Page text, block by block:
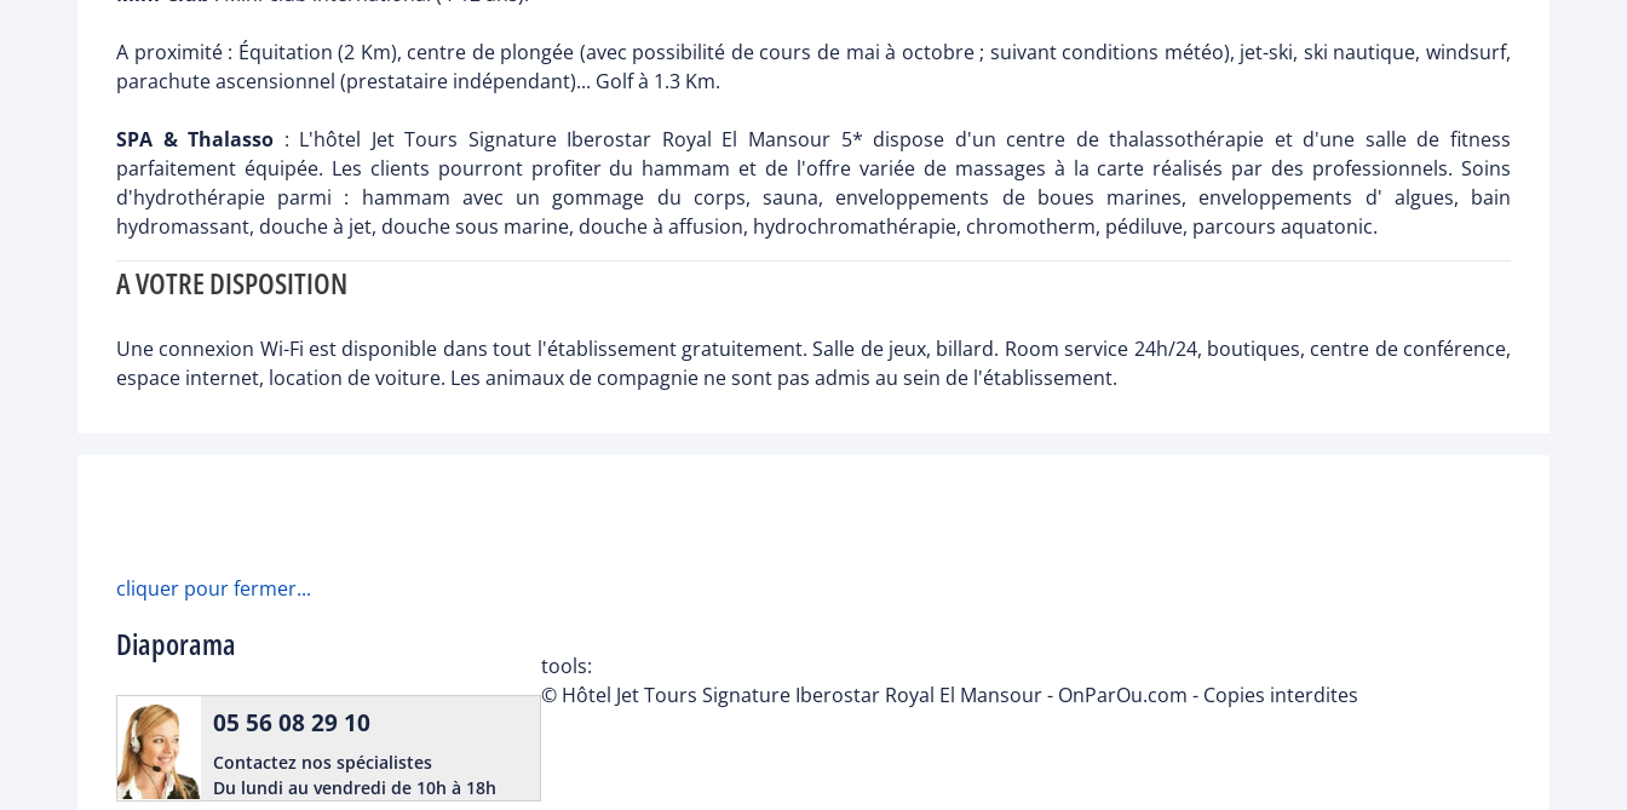
A proximité : Équitation (2 Km), centre de plongée (avec possibilité de cours de mai à octobre ; suivant conditions météo), jet-ski, ski nautique, windsurf,
parachute ascensionnel (prestataire indépendant)... Golf à 1.3 Km.
SPA & Thalasso : L'hôtel Jet Tours Signature Iberostar Royal El Mansour 5* dispose d'un centre de thalassothérapie et d'une salle de fitness
parfaitement équipée. Les clients pourront profiter du hammam et de l'offre variée de massages à la carte réalisés par des professionnels. Soins
d'hydrothérapie parmi : hammam avec un gommage du corps, sauna, enveloppements de boues marines, enveloppements d' algues, bain
hydromassant, douche à jet, douche sous marine, douche à affusion, hydrochromathérapie, chromotherm, pédiluve, parcours aquatonic.
A VOTRE DISPOSITION
Une connexion Wi-Fi est disponible dans tout l'établissement gratuitement. Salle de jeux, billard. Room service 24h/24, boutiques, centre de conférence,
espace internet, location de voiture. Les animaux de compagnie ne sont pas admis au sein de l'établissement.
cliquer pour fermer...
Diaporama
05 56 08 29 10
Contactez nos spécialistes
Du lundi au vendredi de 10h à 18h
tools:
© Hôtel Jet Tours Signature Iberostar Royal El Mansour - OnParOu.com - Copies interdites